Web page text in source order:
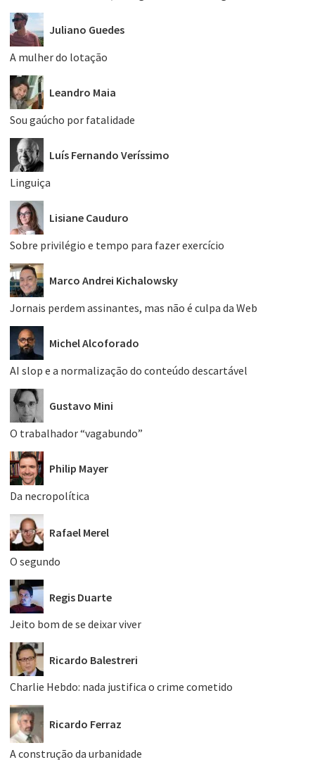
Juliano Guedes
A mulher do lotação
Leandro Maia
Sou gaúcho por fatalidade
Luís Fernando Veríssimo
Linguiça
Lisiane Cauduro
Sobre privilégio e tempo para fazer exercício
Marco Andrei Kichalowsky
Jornais perdem assinantes, mas não é culpa da Web
Michel Alcoforado
AI slop e a normalização do conteúdo descartável
Gustavo Mini
O trabalhador “vagabundo”
Philip Mayer
Da necropolítica
Rafael Merel
O segundo
Regis Duarte
Jeito bom de se deixar viver
Ricardo Balestreri
Charlie Hebdo: nada justifica o crime cometido
Ricardo Ferraz
A construção da urbanidade